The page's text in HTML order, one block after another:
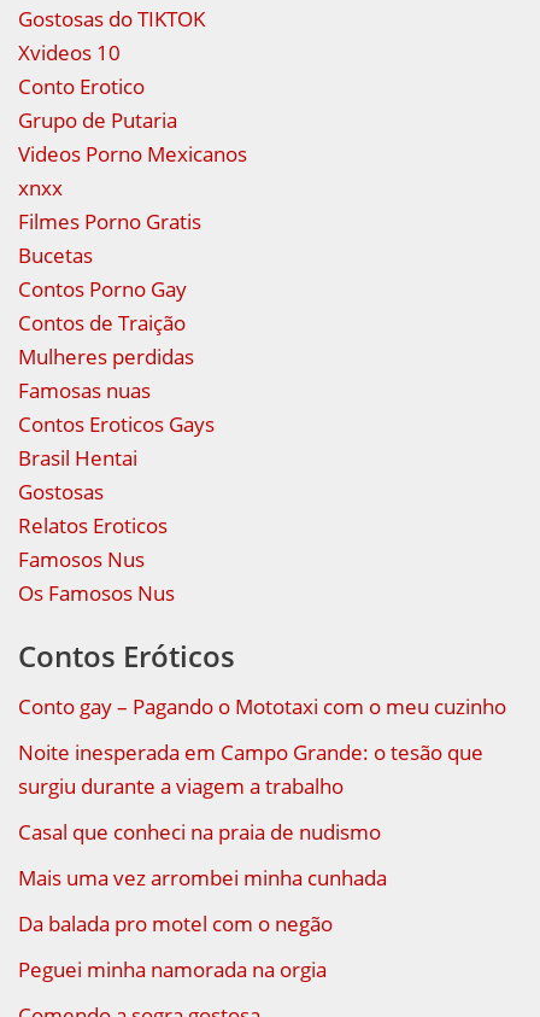
Gostosas do TIKTOK
Xvideos 10
Conto Erotico
Grupo de Putaria
Videos Porno Mexicanos
xnxx
Filmes Porno Gratis
Bucetas
Contos Porno Gay
Contos de Traição
Mulheres perdidas
Famosas nuas
Contos Eroticos Gays
Brasil Hentai
Gostosas
Relatos Eroticos
Famosos Nus
Os Famosos Nus
Contos Eróticos
Conto gay – Pagando o Mototaxi com o meu cuzinho
Noite inesperada em Campo Grande: o tesão que
surgiu durante a viagem a trabalho
Casal que conheci na praia de nudismo
Mais uma vez arrombei minha cunhada
Da balada pro motel com o negão
Peguei minha namorada na orgia